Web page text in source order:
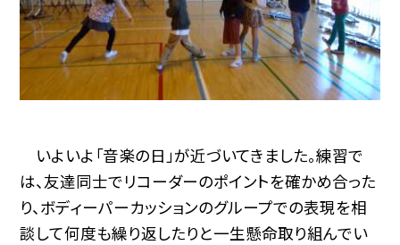
いよいよ「音楽の日」が近づいてきました。練習で
は、友達同士でリコーダーのポイントを確かめ合った
り、ボディーパーカッションのグループでの表現を相
談して何度も繰り返したりと一生懸命取り組んでい